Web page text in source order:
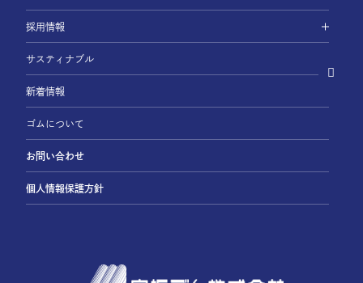
採用情報
サスティナブル
新着情報
ゴムについて
お問い合わせ
個人情報保護方針